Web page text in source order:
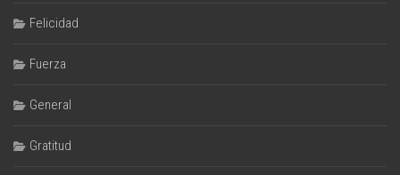
Felicidad
Fuerza
General
Gratitud